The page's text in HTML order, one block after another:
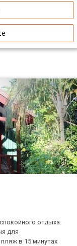
отдыха.
для
в 15 минутах